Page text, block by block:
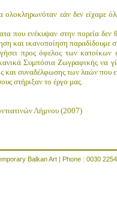
ολοκληρωνόταν εάν δεν είχαμε
που ενέκυψαν στην πορεία δεν
και ικανοποίηση
προς όφελος των
Συμπόσια Ζωγραφικής να
και συναδέλφωσης των λαών που
στήριξαν το έργο μας.
Λήμνου (2007)
Balkan Art | Phone : 0030